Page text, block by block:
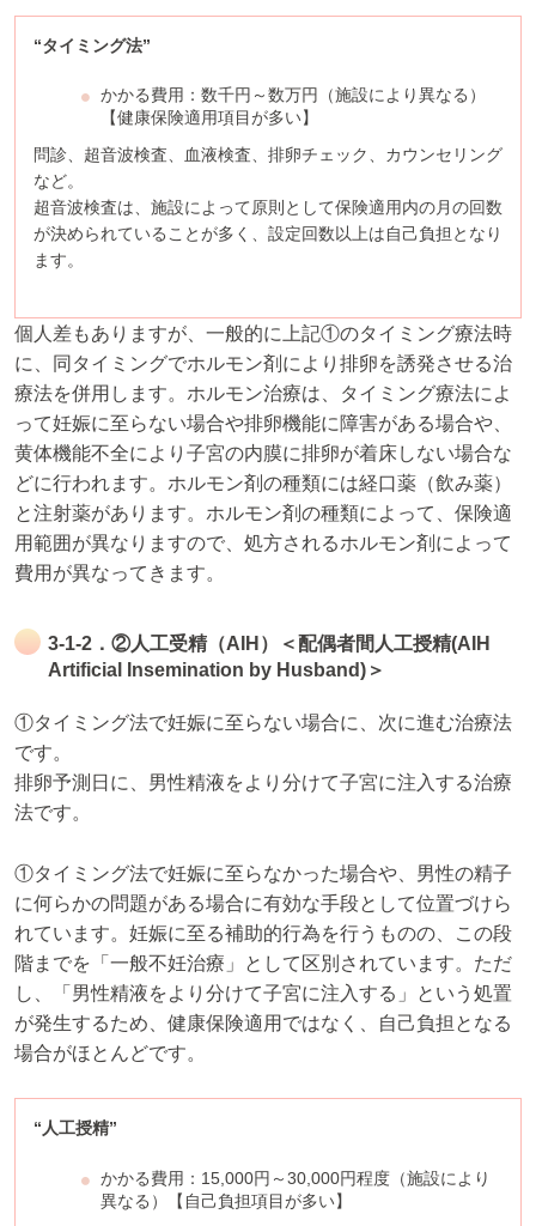
“タイミング法”
かかる費用：数千円～数万円（施設により異なる）
【健康保険適用項目が多い】
問診、超音波検査、血液検査、排卵チェック、カウンセリング
など。
超音波検査は、施設によって原則として保険適用内の月の回数
が決められていることが多く、設定回数以上は自己負担となり
ます。
個人差もありますが、一般的に上記①のタイミング療法時
に、同タイミングでホルモン剤により排卵を誘発させる治
療法を併用します。ホルモン治療は、タイミング療法によ
って妊娠に至らない場合や排卵機能に障害がある場合や、
黄体機能不全により子宮の内膜に排卵が着床しない場合な
どに行われます。ホルモン剤の種類には経口薬（飲み薬）
と注射薬があります。ホルモン剤の種類によって、保険適
用範囲が異なりますので、処方されるホルモン剤によって
費用が異なってきます。
3-1-2．②人工受精（AIH）＜配偶者間人工授精(AIH
Artificial Insemination by Husband)＞
①タイミング法で妊娠に至らない場合に、次に進む治療法
です。
排卵予測日に、男性精液をより分けて子宮に注入する治療
法です。
①タイミング法で妊娠に至らなかった場合や、男性の精子
に何らかの問題がある場合に有効な手段として位置づけら
れています。妊娠に至る補助的行為を行うものの、この段
階までを「一般不妊治療」として区別されています。ただ
し、「男性精液をより分けて子宮に注入する」という処置
が発生するため、健康保険適用ではなく、自己負担となる
場合がほとんどです。
“人工授精”
かかる費用：15,000円～30,000円程度（施設により
異なる）【自己負担項目が多い】